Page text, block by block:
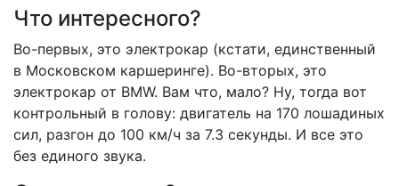
Что интересного?
Во-первых, это электрокар (кстати, единственный
в Московском каршеринге). Во-вторых, это
электрокар от BMW. Вам что, мало? Ну, тогда вот
контрольный в голову: двигатель на 170 лошадиных
сил, разгон до 100 км/ч за 7.3 секунды. И все это
без единого звука.